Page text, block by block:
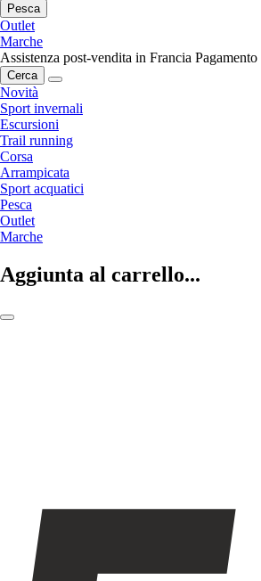
Pesca
Outlet
Marche
Assistenza post-vendita in Francia
Cerca
Novità
Sport invernali
Escursioni
Trail running
Corsa
Arrampicata
Sport acquatici
Pesca
Outlet
Marche
Aggiunta al carrello...